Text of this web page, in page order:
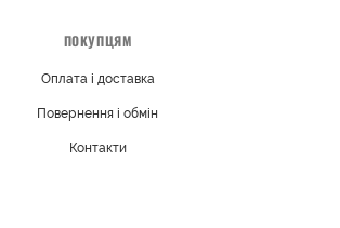
ПОКУПЦЯМ
Оплата і доставка
Повернення і обмін
Контакти